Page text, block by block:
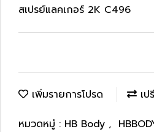
สเปรย์แลคเกอร์ 2K C496
เพิ่มรายการโปรด
เ
หมวดหมู่ : HB Body ,